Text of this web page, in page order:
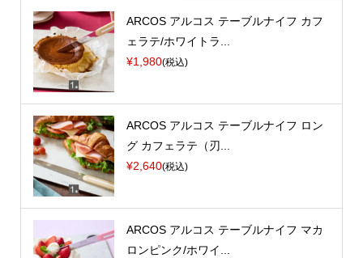
ARCOS アルコス テーブルナイフ カフ
ェラテ/ホワイトラ...
¥1,980(税込)
ARCOS アルコス テーブルナイフ ロン
グ カフェラテ（刃...
¥2,640(税込)
ARCOS アルコス テーブルナイフ マカ
ロンピンク/ホワイ...